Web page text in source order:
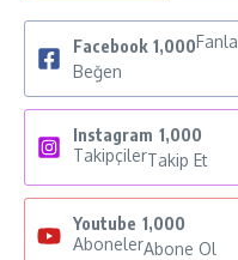
Facebook 1,000
Beğen
Instagram 1,000
TakipçilerTakip Et
Youtube 1,000
AbonelerAbone Ol